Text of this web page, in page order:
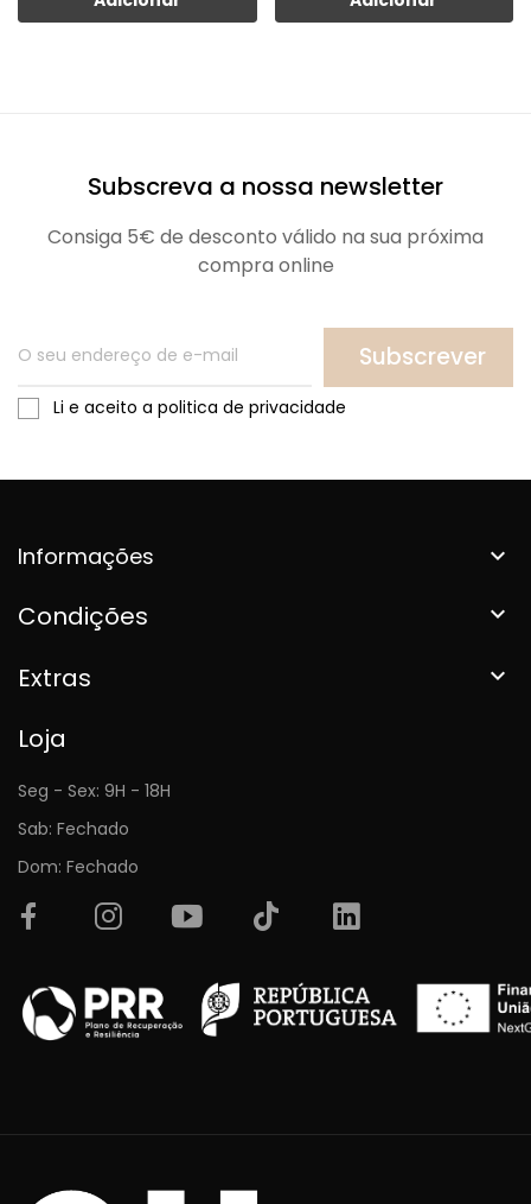
Subscreva a nossa newsletter
Consiga 5€ de desconto válido na sua próxima
compra online
Subscrever
Li e aceito a politica de privacidade
Informações 
Condições 
Extras 
Loja
Seg - Sex: 9H - 18H
Sab: Fechado
Dom: Fechado